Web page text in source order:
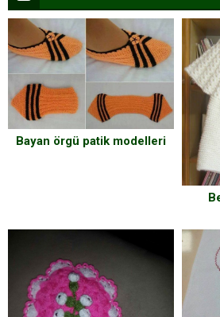
Bayan örgü patik modelleri